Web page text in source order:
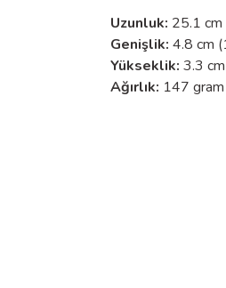
Uzunluk: 25.1 cm
Genişlik: 4.8 cm
Yükseklik: 3.3
Ağırlık: 147